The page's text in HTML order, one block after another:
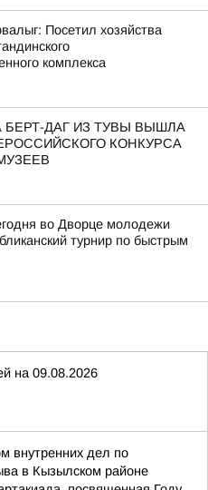
Посетил хозяйства
комплекса
ДАГ ИЗ ТУВЫ ВЫШЛА
КОНКУРСА
во Дворце молодежи
турнир по быстрым
на 09.08.2026
внутренних дел по
в Кызылском районе